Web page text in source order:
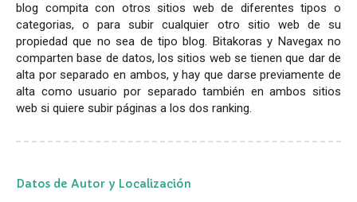
blog compita con otros sitios web de diferentes tipos o
categorias, o para subir cualquier otro sitio web de su
propiedad que no sea de tipo blog. Bitakoras y Navegax no
comparten base de datos, los sitios web se tienen que dar de
alta por separado en ambos, y hay que darse previamente de
alta como usuario por separado también en ambos sitios
web si quiere subir páginas a los dos ranking.
Datos de Autor y Localización